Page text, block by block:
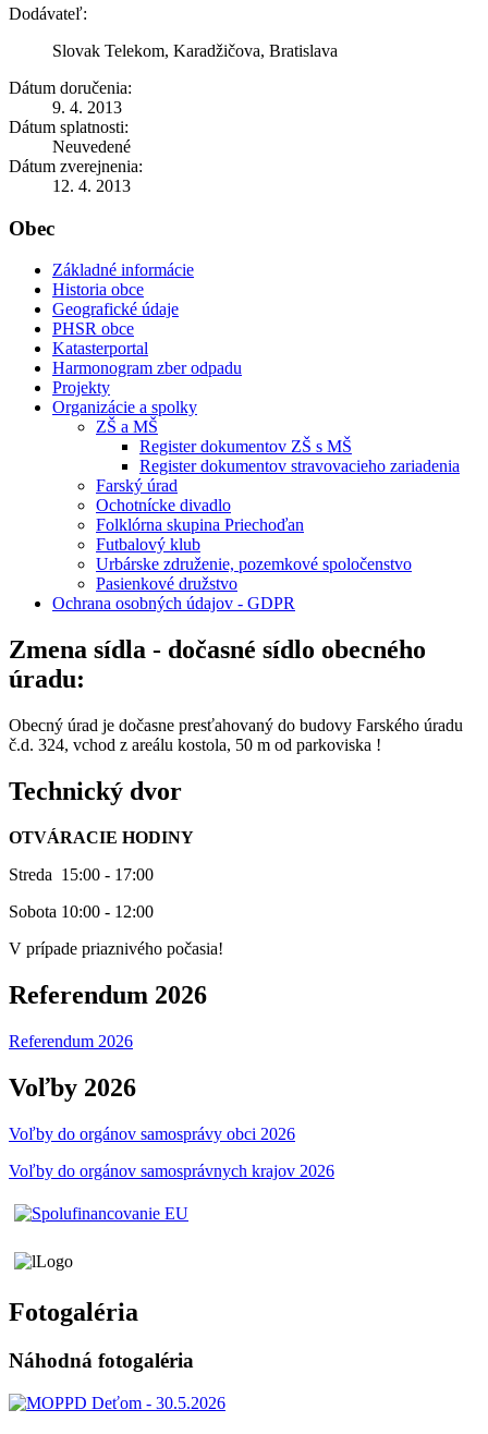
Dodávateľ:
Slovak Telekom, Karadžičova, Bratislava
Dátum doručenia:
9. 4. 2013
Dátum splatnosti:
Neuvedené
Dátum zverejnenia:
12. 4. 2013
Obec
Základné informácie
Historia obce
Geografické údaje
PHSR obce
Katasterportal
Harmonogram zber odpadu
Projekty
Organizácie a spolky
ZŠ a MŠ
Register dokumentov ZŠ s MŠ
Register dokumentov stravovacieho zariadenia
Farský úrad
Ochotnícke divadlo
Folklórna skupina Priechoďan
Futbalový klub
Urbárske združenie, pozemkové spoločenstvo
Pasienkové družstvo
Ochrana osobných údajov - GDPR
Zmena sídla - dočasné sídlo obecného
úradu:
Obecný úrad je dočasne presťahovaný do budovy Farského úradu
č.d. 324, vchod z areálu kostola, 50 m od parkoviska !
Technický dvor
OTVÁRACIE HODINY
Streda 15:00 - 17:00
Sobota 10:00 - 12:00
V prípade priaznivého počasia!
Referendum 2026
Referendum 2026
Voľby 2026
Voľby do orgánov samosprávy obci 2026
Voľby do orgánov samosprávnych krajov 2026
Fotogaléria
Náhodná fotogaléria